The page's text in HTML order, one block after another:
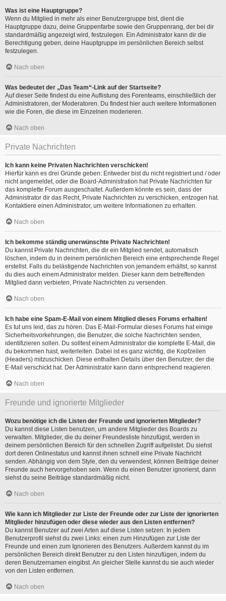
Was ist eine Hauptgruppe?
Wenn du Mitglied in mehr als einer Benutzergruppe bist, dient die
Hauptgruppe dazu, deine Gruppenfarbe sowie den Gruppenrang, der bei dir
standardmäßig angezeigt wird, festzulegen. Ein Administrator kann dir die
Berechtigung geben, deine Hauptgruppe im persönlichen Bereich selbst
festzulegen.
Nach oben
Was bedeutet der „Das Team“-Link auf der Startseite?
Auf dieser Seite findest du eine Auflistung des Forenteams, einschließlich der
Administratoren, der Moderatoren. Du findest hier auch weitere Informationen
wie die Foren, die diese im Einzelnen moderieren.
Nach oben
Private Nachrichten
Ich kann keine Privaten Nachrichten verschicken!
Hierfür kann es drei Gründe geben: Entweder bist du nicht registriert und / oder
nicht angemeldet, oder die Board-Administration hat Private Nachrichten für
das komplette Forum ausgeschaltet. Außerdem könnte es sein, dass der
Administrator dir das Recht, Private Nachrichten zu verschicken, entzogen hat.
Kontaktiere einen Administrator, um weitere Informationen zu erhalten.
Nach oben
Ich bekomme ständig unerwünschte Private Nachrichten!
Du kannst Private Nachrichten, die dir ein Mitglied sendet, automatisch
löschen, indem du in deinem persönlichen Bereich eine entsprechende Regel
erstellst. Falls du belästigende Nachrichten von jemandem erhältst, so kannst
du dies auch einem Administrator melden. Dieser kann dem betreffenden
Mitglied dann verbieten, Private Nachrichten zu versenden.
Nach oben
Ich habe eine Spam-E-Mail von einem Mitglied dieses Forums erhalten!
Es tut uns leid, das zu hören. Das E-Mail-Formular dieses Forums hat einige
Sicherheitsvorkehrungen, die Benutzer, die solche Nachrichten senden,
identifizieren sollen. Du solltest einem Administrator die komplette E-Mail, die
du bekommen hast, weiterleiten. Dabei ist es ganz wichtig, die Kopfzeilen
(Headers) mitzuschicken. Diese enthalten Details über den Benutzer, der die
E-Mail verschickt hat. Der Administrator kann dann entsprechend reagieren.
Nach oben
Freunde und ignorierte Mitglieder
Wozu benötige ich die Listen der Freunde und ignorierten Mitglieder?
Du kannst diese Listen benutzen, um andere Mitglieder des Boards zu
verwalten. Mitglieder, die du deiner Freundesliste hinzufügst, werden in
deinem persönlichen Bereich für den schnellen Zugriff aufgelistet. Du siehst
dort deren Onlinestatus und kannst ihnen schnell eine Private Nachricht
senden. Abhängig von dem Style, den du verwendest, können Beiträge deiner
Freunde auch hervorgehoben sein. Wenn du einen Benutzer ignorierst, dann
siehst du seine Beiträge standardmäßig nicht.
Nach oben
Wie kann ich Mitglieder zur Liste der Freunde oder zur Liste der ignorierten
Mitglieder hinzufügen oder diese wieder aus den Listen entfernen?
Du kannst Benutzer auf zwei Arten auf diese Listen setzen: In jedem
Benutzerprofil siehst du zwei Links: einen zum Hinzufügen zur Liste der
Freunde und einen zum Ignorieren des Benutzers. Außerdem kannst du im
persönlichen Bereich direkt Benutzer zu den Listen hinzufügen, indem du
deren Benutzernamen eingibst. An gleicher Stelle kannst du sie auch wieder
von den Listen entfernen.
Nach oben